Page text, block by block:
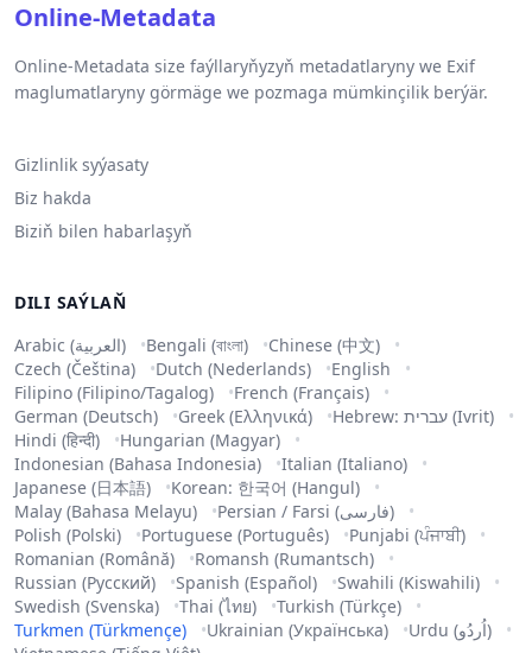
Online-Metadata
Online-Metadata size faýllaryňyzyň metadatlaryny we Exif
maglumatlaryny görmäge we pozmaga mümkinçilik berýär.
Gizlinlik syýasaty
Biz hakda
Biziň bilen habarlaşyň
DILI SAÝLAŇ
Arabic (العربية)
Bengali (বাংলা)
Chinese (中文)
Czech (Čeština)
Dutch (Nederlands)
English
Filipino (Filipino/Tagalog)
French (Français)
German (Deutsch)
Greek (Ελληνικά)
Hebrew: עברית (Ivrit)
Hindi (हिन्दी)
Hungarian (Magyar)
Indonesian (Bahasa Indonesia)
Italian (Italiano)
Japanese (日本語)
Korean: 한국어 (Hangul)
Malay (Bahasa Melayu)
Persian / Farsi (فارسی)
Polish (Polski)
Portuguese (Português)
Punjabi (ਪੰਜਾਬੀ)
Romanian (Română)
Romansh (Rumantsch)
Russian (Русский)
Spanish (Español)
Swahili (Kiswahili)
Swedish (Svenska)
Thai (ไทย)
Turkish (Türkçe)
Turkmen (Türkmençe)
Ukrainian (Українська)
Urdu (اُردُو)